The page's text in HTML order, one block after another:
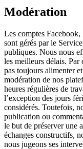
Modération
Les comptes
sont gérés par le
publiques. Nous nous
les meilleurs délais. Par
pas toujours alimenter
modération de nos
heures régulières de
l’exception des jours
considérés. Toutefois,
publication ou
le but de préserver une
échanges constructifs,
nous jugeons ses